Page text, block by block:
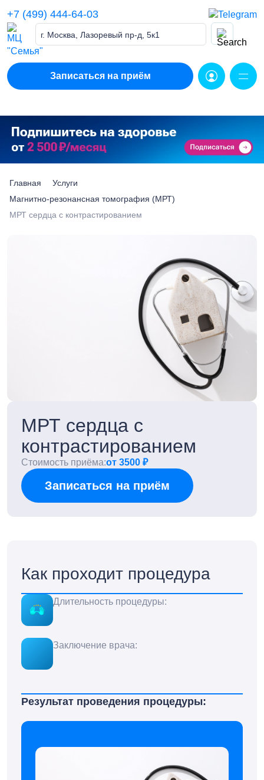
content
+7 (499) 444-64-03
г. Москва, Лазоревый пр-д, 5к1
Записаться на приём
Главная
Услуги
Магнитно-резонансная томография (МРТ)
МРТ сердца с контрастированием
МРТ сердца с
контрастированием
Стоимость приёма:от 3500 ₽
Записаться на приём
Как проходит процедура
Длительность процедуры:
Заключение врача:
Результат проведения процедуры: